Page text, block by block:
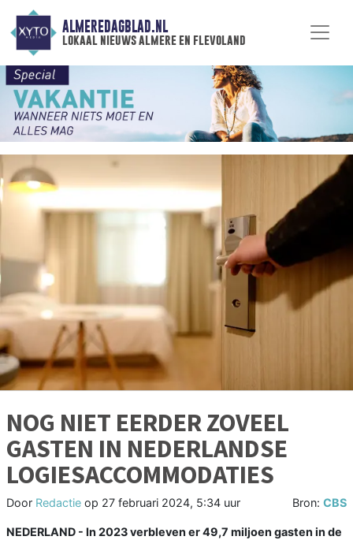
ALMEREDAGBLAD.NL
lokaal nieuws almere en flevoland
NOG NIET EERDER ZOVEEL
GASTEN IN NEDERLANDSE
LOGIESACCOMMODATIES
Door Redactie op 27 februari 2024, 5:34 uur Bron: CBS
NEDERLAND - In 2023 verbleven er 49,7 miljoen gasten in de